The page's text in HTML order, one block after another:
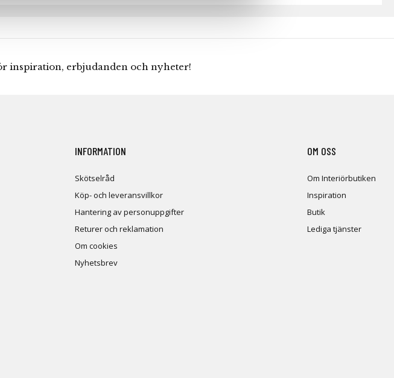
inspiration, erbjudanden och nyheter!
INFORMATION
Skötselråd
Köp- och leveransvillkor
Hantering av personuppgifter
Returer och reklamation
Om cookies
Nyhetsbrev
OM OSS
Om Interiörbutiken
Inspiration
Butik
Lediga tjänster